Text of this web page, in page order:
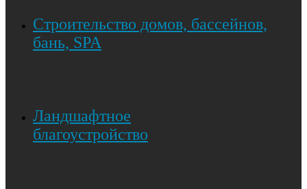
Строительство домов, бассейнов,
бань, SPA
Ландшафтное
благоустройство